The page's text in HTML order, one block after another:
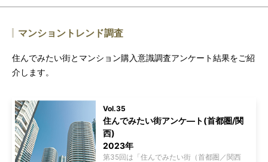
マンショントレンド調査
住んでみたい街とマンション購入意識調査アンケート結果をご紹
介します。
Vol.35
住んでみたい街アンケ―ト(首都圏/関
西)
2023年
第35回は「住んでみたい街（首都圏／関西